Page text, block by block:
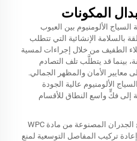
المكونات
الألومنيوم بين العيوب
بالسلامة الإنشائية التي تتطلب
الطفيف من خلال إجراءات لمسية
بينما قد يتطلَّب تلف التصادم
معايير الأمان والمظهر الجمالي.
الألومنيوم عالية الجودة
إلى فكٍّ واسع النطاق للأقسام
تتطلب إجراءات استبدال أقسام ألواح الجدران المصنوعة من مادة WPC
وإعادة تركيب المفاصل التوسعية لمنع